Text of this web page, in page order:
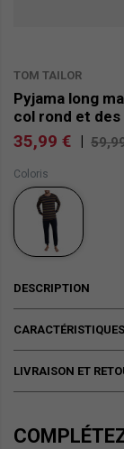
TOM TAILOR
Pyjama long
col rond et
35,99 €
Coloris
DESCRIPTION
CARACTÉRISTIQUES
LIVRAISON ET